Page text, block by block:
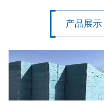
产品展示